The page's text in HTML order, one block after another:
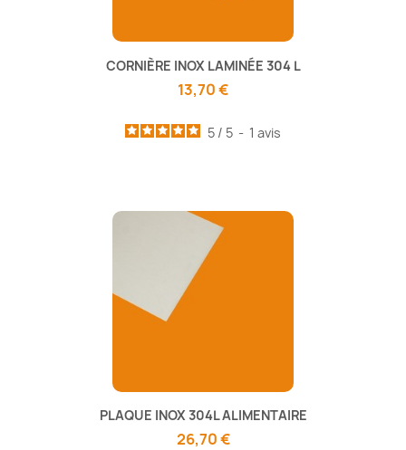
CORNIÈRE INOX LAMINÉE 304 L
13,70 €
5 / 5 - 1 avis
PLAQUE INOX 304L ALIMENTAIRE
26,70 €